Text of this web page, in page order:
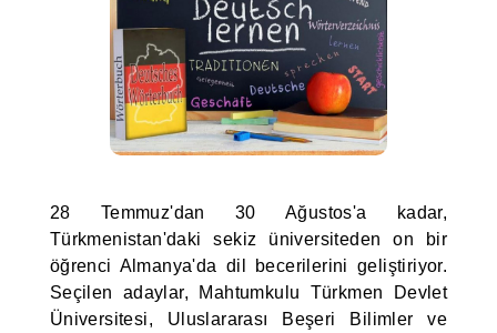
28 Temmuz'dan 30 Ağustos'a kadar,
Türkmenistan'daki sekiz üniversiteden on bir
öğrenci Almanya'da dil becerilerini geliştiriyor.
Seçilen adaylar, Mahtumkulu Türkmen Devlet
Üniversitesi, Uluslararası Beşeri Bilimler ve